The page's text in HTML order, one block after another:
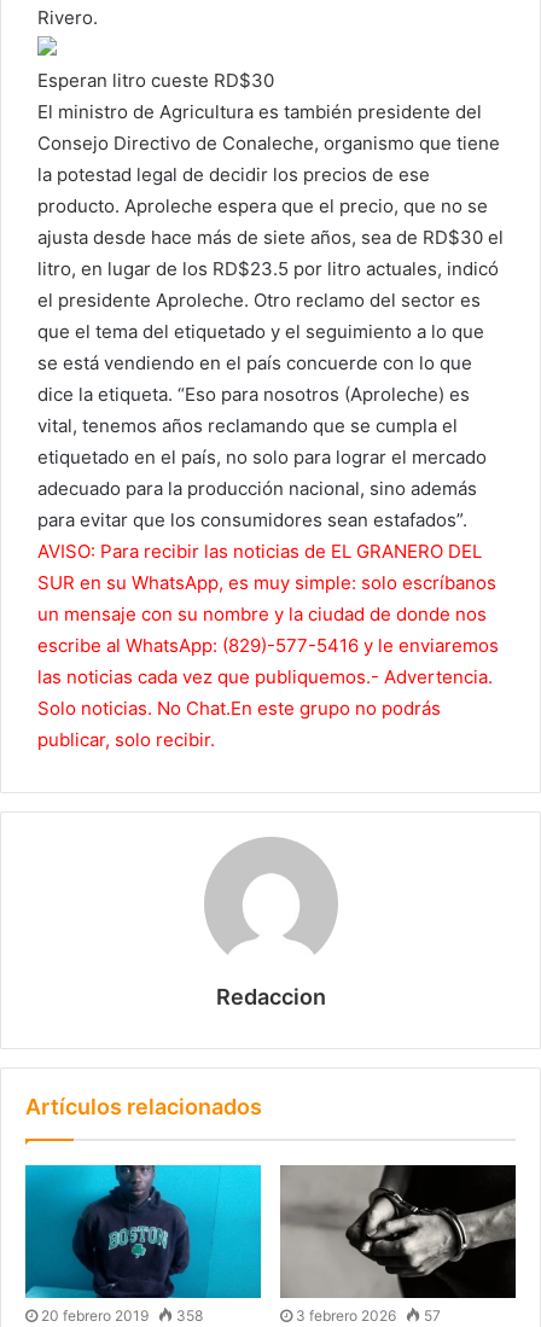
Rivero.
Esperan litro cueste RD$30
El ministro de Agricultura es también presidente del
Consejo Directivo de Conaleche, organismo que tiene
la potestad legal de decidir los precios de ese
producto. Aproleche espera que el precio, que no se
ajusta desde hace más de siete años, sea de RD$30 el
litro, en lugar de los RD$23.5 por litro actuales, indicó
el presidente Aproleche. Otro reclamo del sector es
que el tema del etiquetado y el seguimiento a lo que
se está vendiendo en el país concuerde con lo que
dice la etiqueta. “Eso para nosotros (Aproleche) es
vital, tenemos años reclamando que se cumpla el
etiquetado en el país, no solo para lograr el mercado
adecuado para la producción nacional, sino además
para evitar que los consumidores sean estafados”.
AVISO: Para recibir las noticias de EL GRANERO DEL
SUR en su WhatsApp, es muy simple: solo escríbanos
un mensaje con su nombre y la ciudad de donde nos
escribe al WhatsApp: (829)-577-5416 y le enviaremos
las noticias cada vez que publiquemos.- Advertencia.
Solo noticias. No Chat.En este grupo no podrás
publicar, solo recibir.
Redaccion
Artículos relacionados
20 febrero 2019 358 3 febrero 2026 57